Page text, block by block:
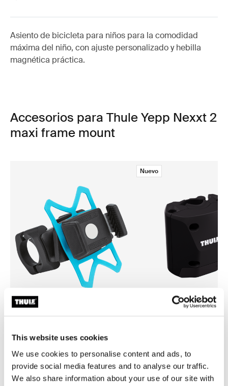
This website uses cookies
We use cookies to personalise content and ads, to
provide social media features and to analyse our traffic.
We also share information about your use of our site with
Asiento de bicicleta para niños para la comodidad
máxima del niño, con ajuste personalizado y hebilla
magnética práctica.
Accesorios para Thule Yepp Nexxt 2
maxi frame mount
fijación de smartphone para bicicleta
Nuevo